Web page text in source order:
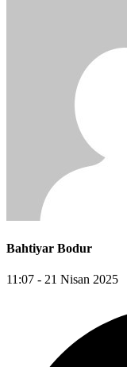
Bahtiyar Bodur
11:07 - 21 Nisan 2025